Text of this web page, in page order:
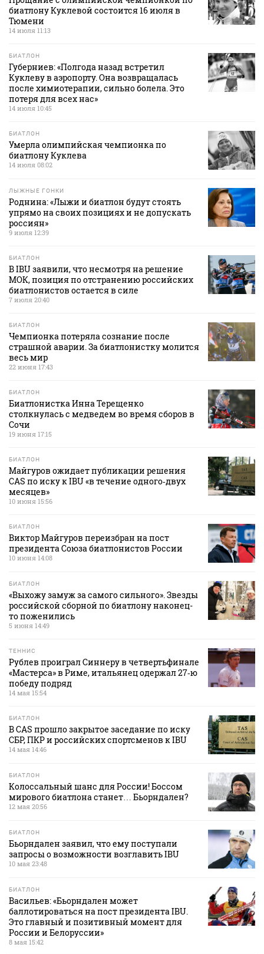
биатлону Куклевой состоится 16 июля в
Тюмени
14 июля 11:13
БИАТЛОН
Губерниев: «Полгода назад встретил
Куклеву в аэропорту. Она возвращалась
после химиотерапии, сильно болела. Это
потеря для всех нас»
14 июля 10:45
БИАТЛОН
Умерла олимпийская чемпионка по
биатлону Куклева
14 июля 08:02
ЛЫЖНЫЕ ГОНКИ
Роднина: «Лыжи и биатлон будут стоять
упрямо на своих позициях и не допускать
россиян»
9 июля 12:39
БИАТЛОН
В IBU заявили, что несмотря на решение
МОК, позиция по отстранению российских
биатлонистов остается в силе
7 июля 20:40
БИАТЛОН
Чемпионка потеряла сознание после
страшной аварии. За биатлонистку молится
весь мир
22 июня 17:43
БИАТЛОН
Биатлонистка Инна Терещенко
столкнулась с медведем во время сборов в
Сочи
19 июня 17:15
БИАТЛОН
Майгуров ожидает публикации решения
CAS по иску к IBU «в течение одного‑двух
месяцев»
10 июня 15:56
БИАТЛОН
Виктор Майгуров переизбран на пост
президента Союза биатлонистов России
10 июня 14:08
БИАТЛОН
«Выхожу замуж за самого сильного». Звезды
российской сборной по биатлону наконец-
то поженились
5 июня 14:49
ТЕННИС
Рублев проиграл Синнеру в четвертьфинале
«Мастерса» в Риме, итальянец одержал 27‑ю
победу подряд
14 мая 15:54
БИАТЛОН
В CAS прошло закрытое заседание по иску
СБР, ПКР и российских спортсменов к IBU
14 мая 14:46
БИАТЛОН
Колоссальный шанс для России! Боссом
мирового биатлона станет… Бьорндален?
12 мая 20:56
БИАТЛОН
Бьорндален заявил, что ему поступали
запросы о возможности возглавить IBU
10 мая 23:48
БИАТЛОН
Васильев: «Бьорндален может
баллотироваться на пост президента IBU.
Это главный и позитивный момент для
России и Белоруссии»
8 мая 15:42